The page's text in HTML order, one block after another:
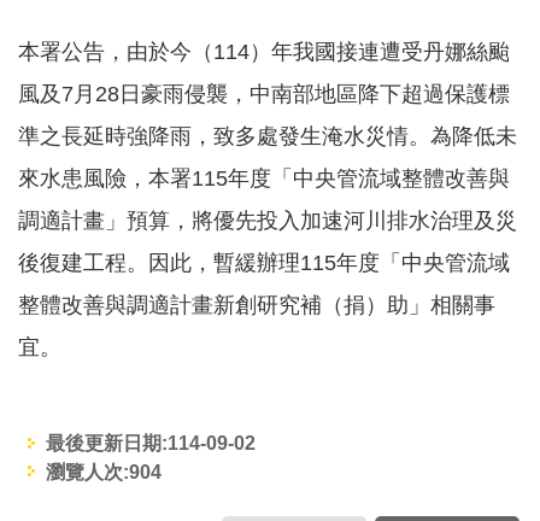
業
務
介
紹
規
劃
知
識
亮
畫
本署公告，由於今（114）年我國接連遭受丹娜絲颱
風及7月28日豪雨侵襲，中南部地區降下超過保護標
準之長延時強降雨，致多處發生淹水災情。為降低未
來水患風險，本署115年度「中央管流域整體改善與
調適計畫」預算，將優先投入加速河川排水治理及災
後復建工程。因此，暫緩辦理115年度「中央管流域
整體改善與調適計畫新創研究補（捐）助」相關事
宜。
最後更新日期:114-09-02
瀏覽人次:904